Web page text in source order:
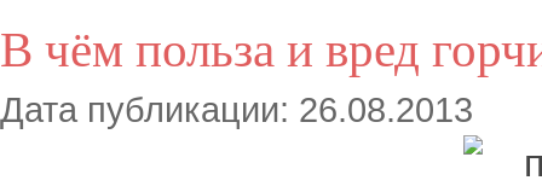
В чём польза и вред
Дата публикации: 26.08.2013